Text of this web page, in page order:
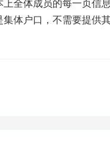
全体成员的每一页信
户口，不需要提供